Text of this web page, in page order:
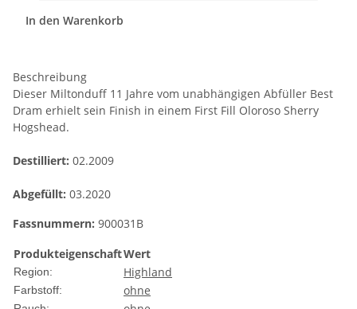
In den Warenkorb
Beschreibung
Dieser Miltonduff 11 Jahre vom unabhängigen Abfüller Best
Dram erhielt sein Finish in einem First Fill Oloroso Sherry
Hogshead.
Destilliert: 02.2009
Abgefüllt: 03.2020
Fassnummern: 900031B
ProdukteigenschaftWert
Region: Highland
Farbstoff: ohne